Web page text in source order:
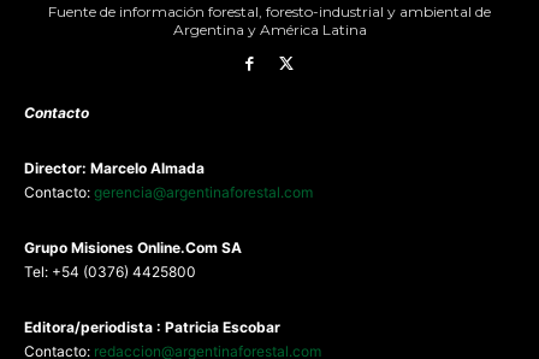
Fuente de información forestal, foresto-industrial y ambiental de
Argentina y América Latina
Contacto
Director: Marcelo Almada
Contacto: gerencia@argentinaforestal.com
Grupo Misiones Online.Com SA
Tel: +54 (0376) 4425800
Editora/periodista : Patricia Escobar
Contacto: redaccion@argentinaforestal.com